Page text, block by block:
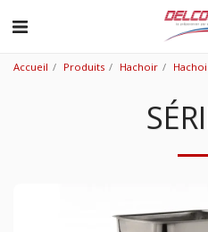
Accueil Produits Hachoir